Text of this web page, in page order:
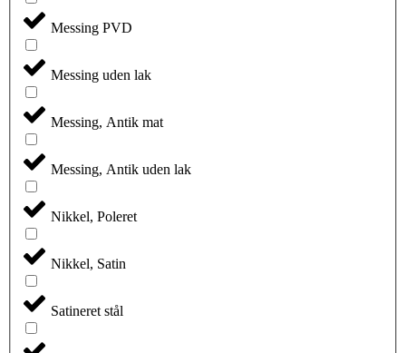
Messing PVD
Messing uden lak
Messing, Antik mat
Messing, Antik uden lak
Nikkel, Poleret
Nikkel, Satin
Satineret stål